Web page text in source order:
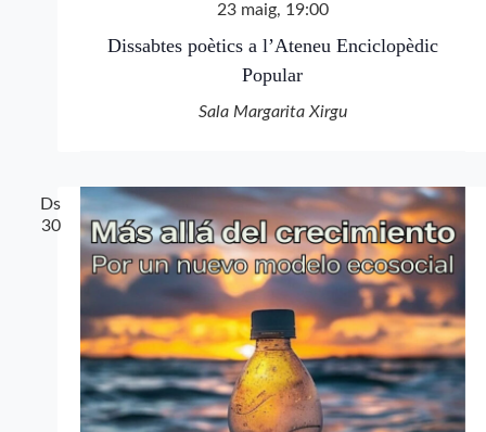
23 maig, 19:00
Dissabtes poètics a l’Ateneu Enciclopèdic
Popular
Sala Margarita Xirgu
Ds
30